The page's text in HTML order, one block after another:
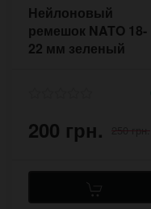
Нейлоновый
ремешок NATO 18-
22 мм зеленый
200 грн. 250 грн.